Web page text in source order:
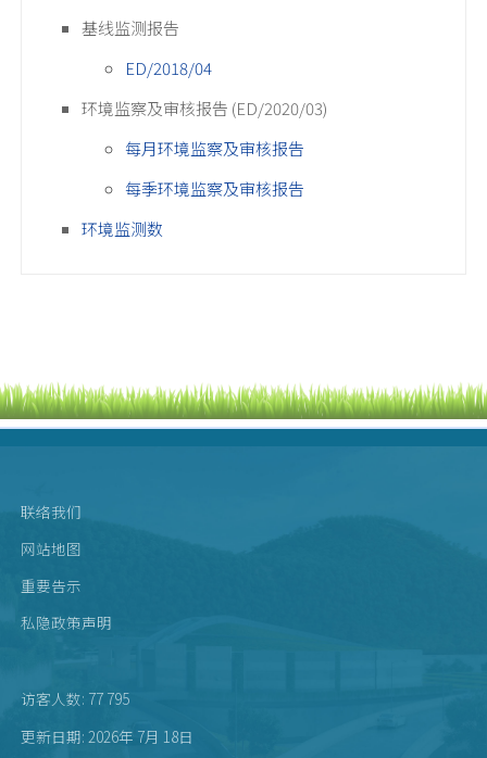
基线监测报告
ED/2018/04
环境监察及审核报告 (ED/2020/03)
每月环境监察及审核报告
每季环境监察及审核报告
环境监测数
联络我们
网站地图
重要告示
私隐政策声明
访客人数: 77 795
更新日期: 2026年 7月 18日